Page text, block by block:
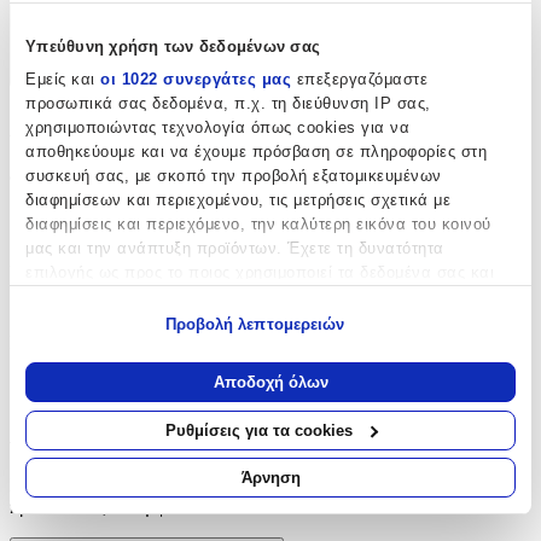
Υπεύθυνη χρήση των δεδομένων σας
Εμείς και οι 1022 συνεργάτες μας επεξεργαζόμαστε
προσωπικά σας δεδομένα, π.χ. τη διεύθυνση IP σας,
χρησιμοποιώντας τεχνολογία όπως cookies για να
αποθηκεύουμε και να έχουμε πρόσβαση σε πληροφορίες στη
συσκευή σας, με σκοπό την προβολή εξατομικευμένων
διαφημίσεων και περιεχομένου, τις μετρήσεις σχετικά με
διαφημίσεις και περιεχόμενο, την καλύτερη εικόνα του κοινού
μας και την ανάπτυξη προϊόντων. Έχετε τη δυνατότητα
Να συλλέξουμε πληροφορίες σχετικά με τη γεωγραφική
σας τοποθεσία, οι οποίες μπορεί να είναι ακριβείς σε
απόσταση μερικών μέτρων
Να αναγνωρίσουμε τη συσκευή σας σαρώνοντας ενεργά
για συγκεκριμένα χαρακτηριστικά (δακτυλικό αποτύπωμα)
Μάθετε περισσότερα σχετικά με τον τρόπο επεξεργασίας των
προσωπικών σας δεδομένων και καθορίστε τις προτιμήσεις σας
Προβολή λεπτομερειών
Αποδοχή όλων
Ρυθμίσεις για τα cookies
Άρνηση
Χαρακτηριστικά
+
Χαρακτηριστικά
Φύλο:
Unisex
Χρώμα :
Αξιολογήσεις
Προς το παρόν δεν υπάρχουν άλλες αξιολογήσεις. Όταν
προστεθούν, θα εμφανιστούν εδώ.